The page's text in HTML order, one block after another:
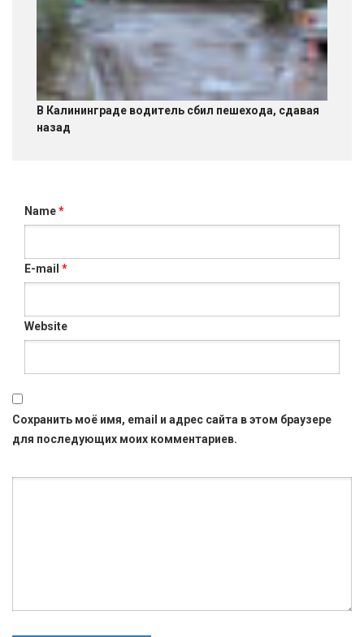
В Калининграде водитель сбил пешехода, сдавая
назад
Name*
E-mail *
Website
Сохранить моё имя, email и адрес сайта в этом браузере
для последующих моих комментариев.